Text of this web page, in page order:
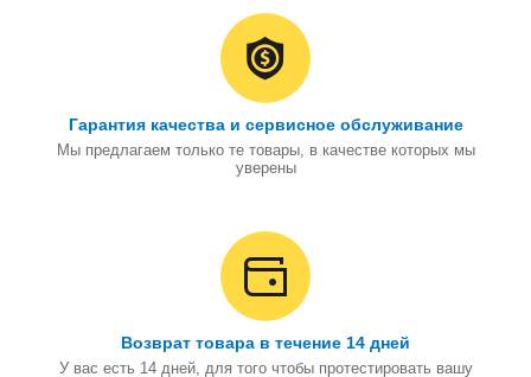
Гарантия качества и сервисное обслуживание
Мы предлагаем только те товары, в качестве которых мы
уверены
Возврат товара в течение 14 дней
У вас есть 14 дней, для того чтобы протестировать вашу